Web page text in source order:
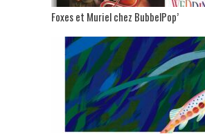
Foxes et Muriel chez BubbelPop’